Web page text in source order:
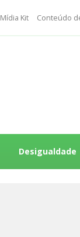
Mídia Kit Conteúdo
Desigualdade